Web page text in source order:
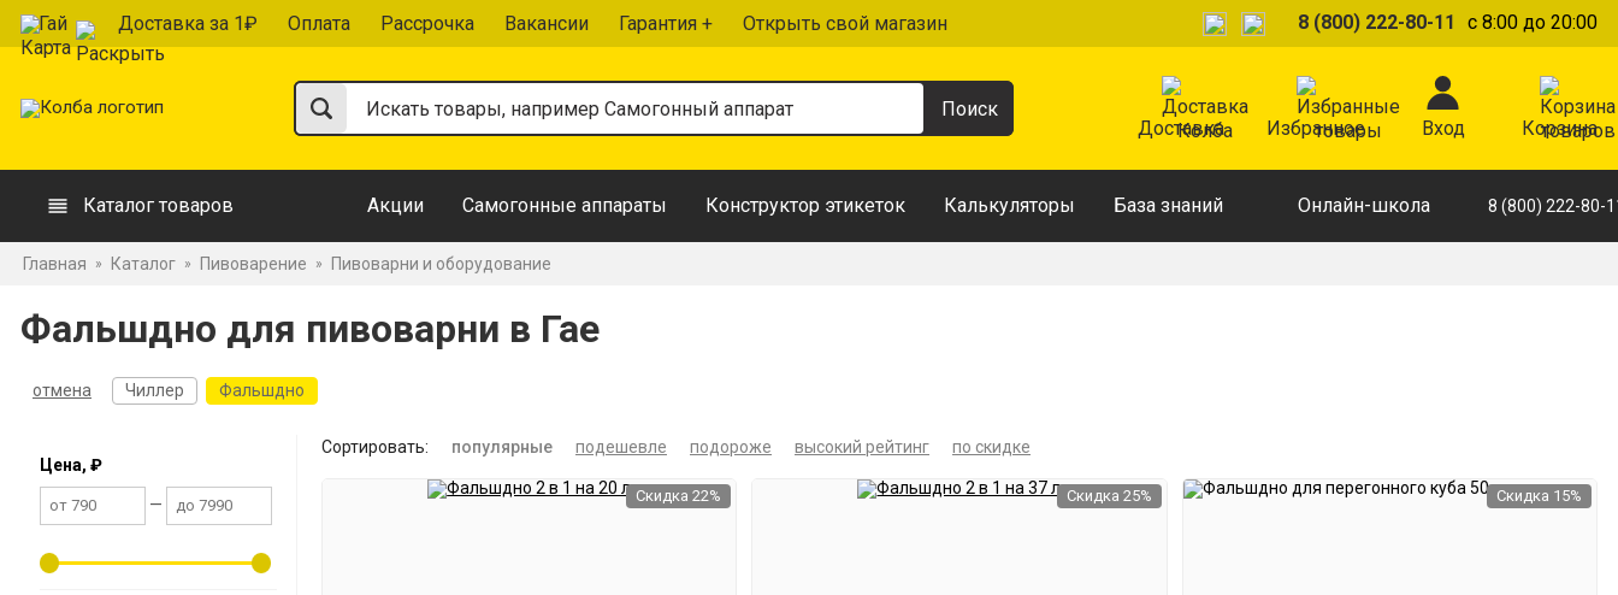
Гай Доставка за 1₽ Оплата Рассрочка Вакансии Гарантия + Открыть свой магазин 8 (800) 222-80-11 с 8:00 до 20:00
Доставка Избранное Вход Корзина
Каталог товаров Акции Самогонные аппараты Конструктор этикеток Калькуляторы База знаний Онлайн-школа 8 (800) 222-80-
Главная » Каталог » Пивоварение » Пивоварни и оборудование
Фальшдно для пивоварни в Гае
отмена Чиллер Фальшдно
Цена, ₽
—
Сортировать: популярные подешевле подороже высокий рейтинг по скидке
Скидка 22% Скидка 25% Скидка 15%